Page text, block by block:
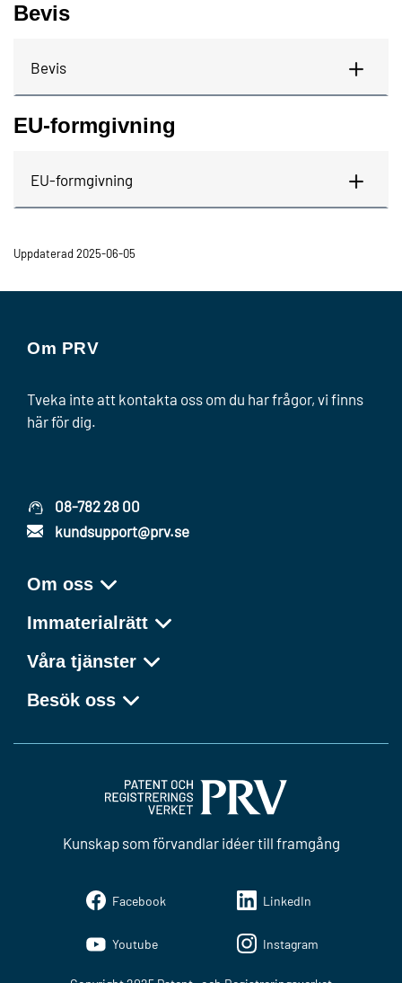
Bevis
Bevis
EU-formgivning
EU-formgivning
Uppdaterad 2025-06-05
Om PRV
Tveka inte att kontakta oss om du har frågor, vi finns
här för dig.
08-782 28 00
kundsupport@prv.se
Om oss
Immaterialrätt
Våra tjänster
Besök oss
Kunskap som förvandlar idéer till framgång
Facebook LinkedIn
Youtube Instagram